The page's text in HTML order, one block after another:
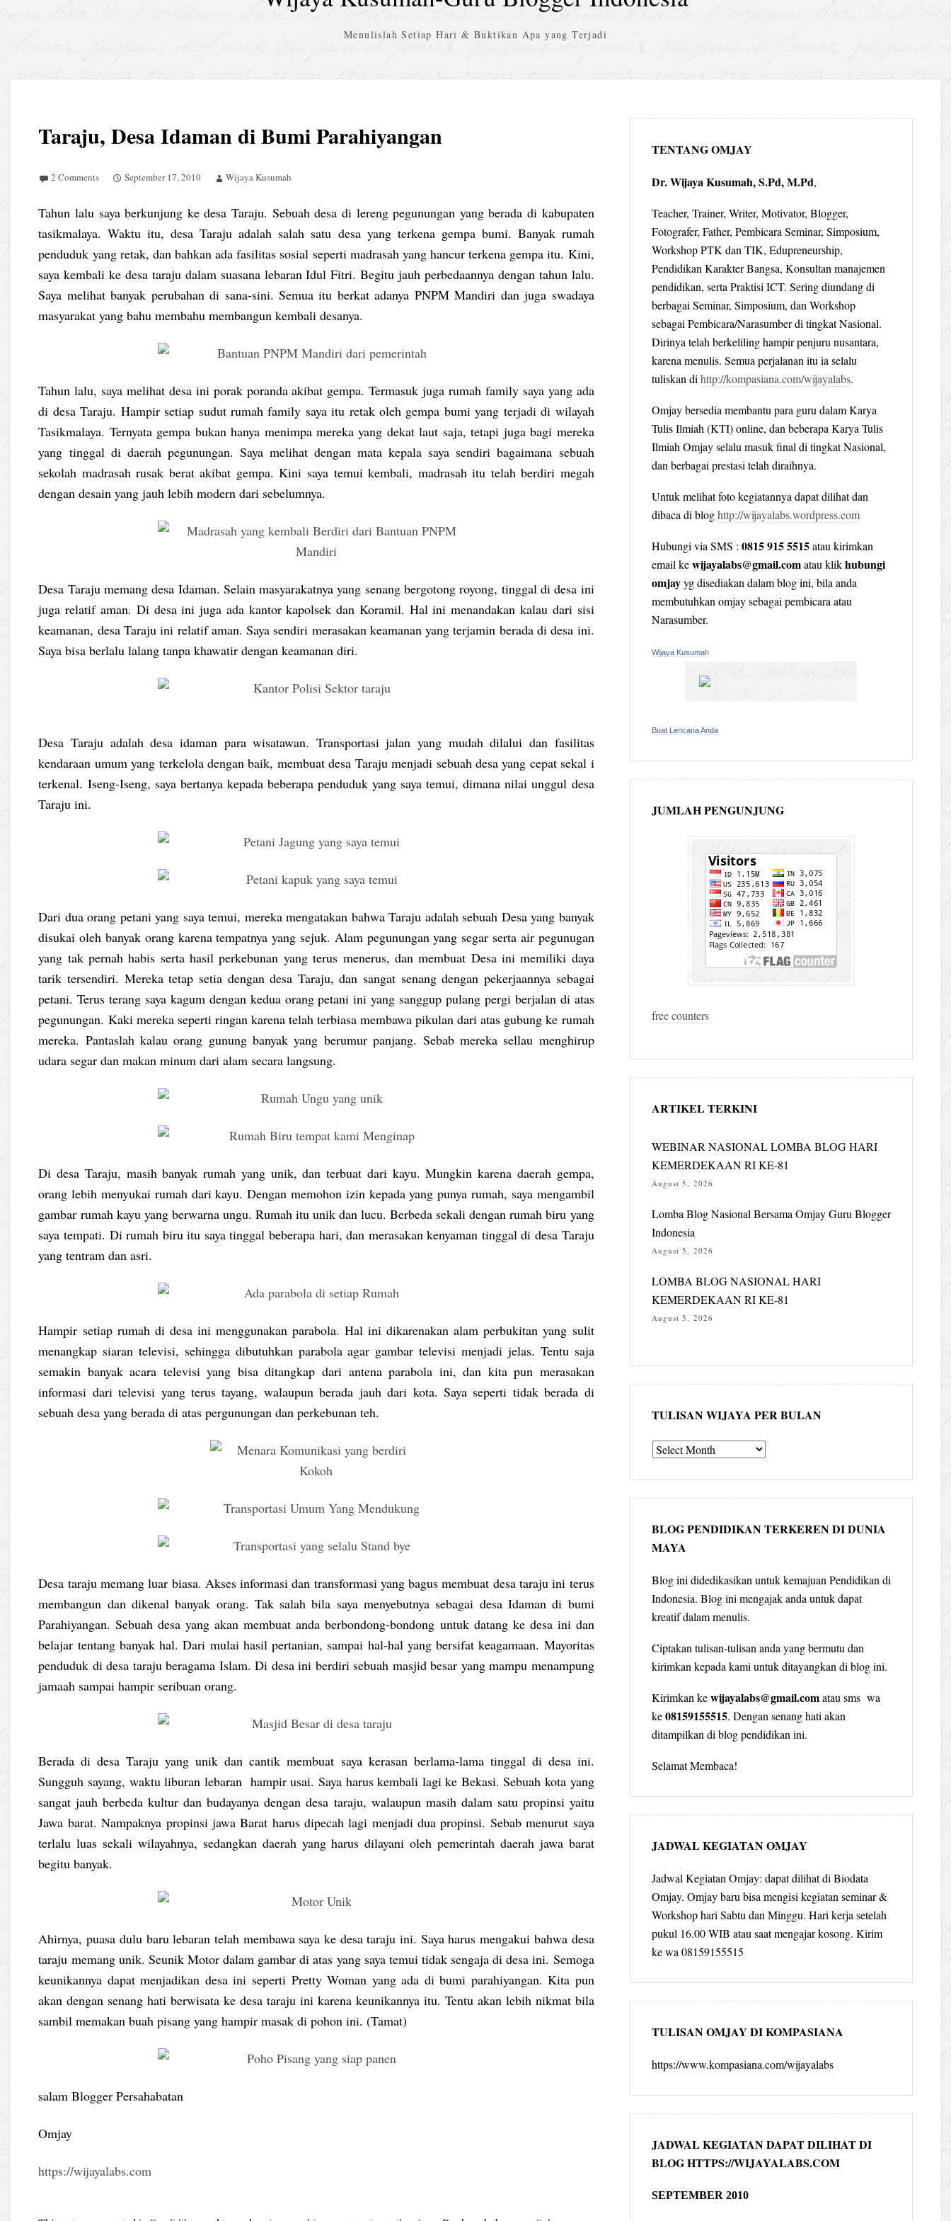
Menulislah Setiap Hari & Buktikan Apa yang Terjadi
Taraju, Desa Idaman di Bumi Parahiyangan
2 Comments September 17, 2010 Wijaya Kusumah
Tahun lalu saya berkunjung ke desa Taraju. Sebuah desa di lereng pegunungan yang berada di kabupaten
tasikmalaya. Waktu itu, desa Taraju adalah salah satu desa yang terkena gempa bumi. Banyak rumah
penduduk yang retak, dan bahkan ada fasilitas sosial seperti madrasah yang hancur terkena gempa itu. Kini,
saya kembali ke desa taraju dalam suasana lebaran Idul Fitri. Begitu jauh perbedaannya dengan tahun lalu.
Saya melihat banyak perubahan di sana-sini. Semua itu berkat adanya PNPM Mandiri dan juga swadaya
masyarakat yang bahu membahu membangun kembali desanya.
Tahun lalu, saya melihat desa ini porak poranda akibat gempa. Termasuk juga rumah family saya yang ada
di desa Taraju. Hampir setiap sudut rumah family saya itu retak oleh gempa bumi yang terjadi di wilayah
Tasikmalaya. Ternyata gempa bukan hanya menimpa mereka yang dekat laut saja, tetapi juga bagi mereka
yang tinggal di daerah pegunungan. Saya melihat dengan mata kepala saya sendiri bagaimana sebuah
sekolah madrasah rusak berat akibat gempa. Kini saya temui kembali, madrasah itu telah berdiri megah
dengan desain yang jauh lebih modern dari sebelumnya.
Desa Taraju memang desa Idaman. Selain masyarakatnya yang senang bergotong royong, tinggal di desa ini
juga relatif aman. Di desa ini juga ada kantor kapolsek dan Koramil. Hal ini menandakan kalau dari sisi
keamanan, desa Taraju ini relatif aman. Saya sendiri merasakan keamanan yang terjamin berada di desa ini.
Saya bisa berlalu lalang tanpa khawatir dengan keamanan diri.
Desa Taraju adalah desa idaman para wisatawan. Transportasi jalan yang mudah dilalui dan fasilitas
kendaraan umum yang terkelola dengan baik, membuat desa Taraju menjadi sebuah desa yang cepat sekal i
terkenal. Iseng-Iseng, saya bertanya kepada beberapa penduduk yang saya temui, dimana nilai unggul desa
Taraju ini.
Dari dua orang petani yang saya temui, mereka mengatakan bahwa Taraju adalah sebuah Desa yang banyak
disukai oleh banyak orang karena tempatnya yang sejuk. Alam pegunungan yang segar serta air pegunugan
yang tak pernah habis serta hasil perkebunan yang terus menerus, dan membuat Desa ini memiliki daya
tarik tersendiri. Mereka tetap setia dengan desa Taraju, dan sangat senang dengan pekerjaannya sebagai
petani. Terus terang saya kagum dengan kedua orang petani ini yang sanggup pulang pergi berjalan di atas
pegunungan. Kaki mereka seperti ringan karena telah terbiasa membawa pikulan dari atas gubung ke rumah
mereka. Pantaslah kalau orang gunung banyak yang berumur panjang. Sebab mereka sellau menghirup
udara segar dan makan minum dari alam secara langsung.
Di desa Taraju, masih banyak rumah yang unik, dan terbuat dari kayu. Mungkin karena daerah gempa,
orang lebih menyukai rumah dari kayu. Dengan memohon izin kepada yang punya rumah, saya mengambil
gambar rumah kayu yang berwarna ungu. Rumah itu unik dan lucu. Berbeda sekali dengan rumah biru yang
saya tempati. Di rumah biru itu saya tinggal beberapa hari, dan merasakan kenyaman tinggal di desa Taraju
yang tentram dan asri.
Hampir setiap rumah di desa ini menggunakan parabola. Hal ini dikarenakan alam perbukitan yang sulit
menangkap siaran televisi, sehingga dibutuhkan parabola agar gambar televisi menjadi jelas. Tentu saja
semakin banyak acara televisi yang bisa ditangkap dari antena parabola ini, dan kita pun merasakan
informasi dari televisi yang terus tayang, walaupun berada jauh dari kota. Saya seperti tidak berada di
sebuah desa yang berada di atas pergunungan dan perkebunan teh.
Desa taraju memang luar biasa. Akses informasi dan transformasi yang bagus membuat desa taraju ini terus
membangun dan dikenal banyak orang. Tak salah bila saya menyebutnya sebagai desa Idaman di bumi
Parahiyangan. Sebuah desa yang akan membuat anda berbondong-bondong untuk datang ke desa ini dan
belajar tentang banyak hal. Dari mulai hasil pertanian, sampai hal-hal yang bersifat keagamaan. Mayoritas
penduduk di desa taraju beragama Islam. Di desa ini berdiri sebuah masjid besar yang mampu menampung
jamaah sampai hampir seribuan orang.
Berada di desa Taraju yang unik dan cantik membuat saya kerasan berlama-lama tinggal di desa ini.
Sungguh sayang, waktu liburan lebaran hampir usai. Saya harus kembali lagi ke Bekasi. Sebuah kota yang
sangat jauh berbeda kultur dan budayanya dengan desa taraju, walaupun masih dalam satu propinsi yaitu
Jawa barat. Nampaknya propinsi jawa Barat harus dipecah lagi menjadi dua propinsi. Sebab menurut saya
terlalu luas sekali wilayahnya, sedangkan daerah yang harus dilayani oleh pemerintah daerah jawa barat
begitu banyak.
Ahirnya, puasa dulu baru lebaran telah membawa saya ke desa taraju ini. Saya harus mengakui bahwa desa
taraju memang unik. Seunik Motor dalam gambar di atas yang saya temui tidak sengaja di desa ini. Semoga
keunikannya dapat menjadikan desa ini seperti Pretty Woman yang ada di bumi parahiyangan. Kita pun
akan dengan senang hati berwisata ke desa taraju ini karena keunikannya itu. Tentu akan lebih nikmat bila
sambil memakan buah pisang yang hampir masak di pohon ini. (Tamat)
salam Blogger Persahabatan
Omjay
https://wijayalabs.com
TENTANG OMJAY
Dr. Wijaya Kusumah, S.Pd, M.Pd,
Teacher, Trainer, Writer, Motivator, Blogger,
Fotografer, Father, Pembicara Seminar, Simposium,
Workshop PTK dan TIK, Edupreneurship,
Pendidikan Karakter Bangsa, Konsultan manajemen
pendidikan, serta Praktisi ICT. Sering diundang di
berbagai Seminar, Simposium, dan Workshop
sebagai Pembicara/Narasumber di tingkat Nasional.
Dirinya telah berkeliling hampir penjuru nusantara,
karena menulis. Semua perjalanan itu ia selalu
tuliskan di http://kompasiana.com/wijayalabs.
Omjay bersedia membantu para guru dalam Karya
Tulis Ilmiah (KTI) online, dan beberapa Karya Tulis
Ilmiah Omjay selalu masuk final di tingkat Nasional,
dan berbagai prestasi telah diraihnya.
Untuk melihat foto kegiatannya dapat dilihat dan
dibaca di bloghttp://wijayalabs.wordpress.com
Hubungi via SMS : 0815 915 5515atau kirimkan
email kewijayalabs@gmail.comatau klikhubungi
omjayyg disediakan dalam blog ini, bila anda
membutuhkan omjay sebagai pembicara atau
Narasumber.
Wijaya Kusumah
Buat Lencana Anda
JUMLAH PENGUNJUNG
free counters
ARTIKEL TERKINI
WEBINAR NASIONAL LOMBA BLOG HARI
KEMERDEKAAN RI KE-81
August 5, 2026
Lomba Blog Nasional Bersama Omjay Guru Blogger
Indonesia
August 5, 2026
LOMBA BLOG NASIONAL HARI
KEMERDEKAAN RI KE-81
August 5, 2026
TULISAN WIJAYA PER BULAN
Tulisan
per
bulan
BLOG PENDIDIKAN TERKEREN DI DUNIA
MAYA
Blog ini didedikasikan untuk kemajuan Pendidikan di
Indonesia. Blog ini mengajak anda untuk dapat
kreatif dalam menulis.
Ciptakan tulisan-tulisan anda yang bermutu dan
kirimkan kepada kami untuk ditayangkan di blog ini.
Kirimkan kewijayalabs@gmail.comatau sms wa
ke08159155515. Dengan senang hati akan
ditampilkan di blog pendidikan ini.
Selamat Membaca!
JADWAL KEGIATAN OMJAY
Jadwal Kegiatan Omjay: dapat dilihat di Biodata
Omjay. Omjay baru bisa mengisi kegiatan seminar &
Workshop hari Sabtu dan Minggu. Hari kerja setelah
pukul 16.00 WIB atau saat mengajar kosong. Kirim
ke wa 08159155515
TULISAN OMJAY DI KOMPASIANA
https://www.kompasiana.com/wijayalabs
JADWAL KEGIATAN DAPAT DILIHAT DI
BLOG HTTPS://WIJAYALABS.COM
SEPTEMBER 2010